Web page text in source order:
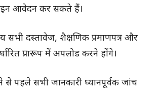
आवेदन कर सकते हैं।
दस्तावेज, शैक्षणिक प्रमाणपत्र और
प्रारूप में अपलोड करने होंगे।
पहले सभी जानकारी ध्यानपूर्वक जांच